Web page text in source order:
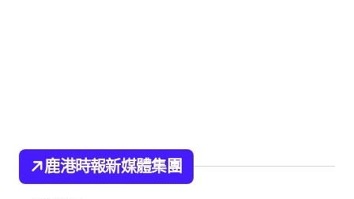
鹿港時報新媒體集團